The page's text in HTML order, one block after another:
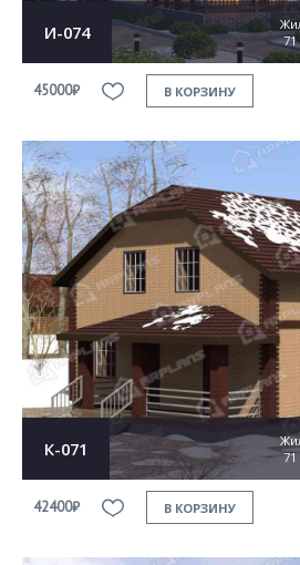
И-074
45000₽ В КОРЗИНУ
К-071
71
42400₽ В КОРЗИНУ